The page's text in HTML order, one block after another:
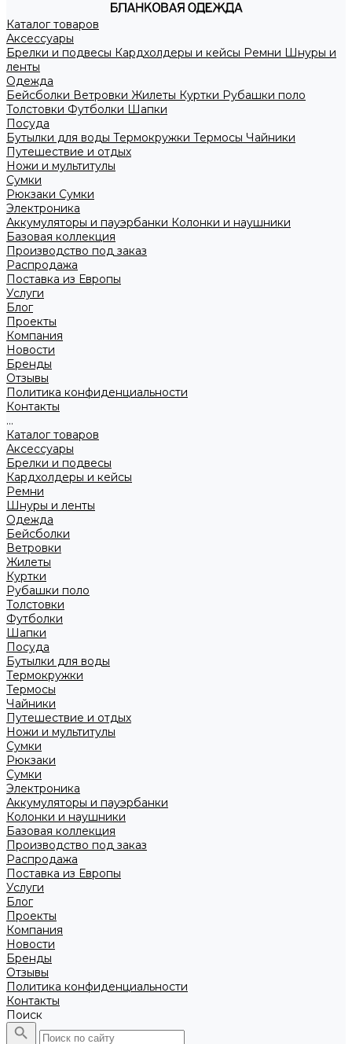
Каталог товаров
Аксессуары
Брелки и подвесы Кардхолдеры и кейсы Ремни Шнуры и
ленты
Одежда
Бейсболки Ветровки Жилеты Куртки Рубашки поло
Толстовки Футболки Шапки
Посуда
Бутылки для воды Термокружки Термосы Чайники
Путешествие и отдых
Ножи и мультитулы
Сумки
Рюкзаки Сумки
Электроника
Аккумуляторы и пауэрбанки Колонки и наушники
Базовая коллекция
Производство под заказ
Распродажа
Поставка из Европы
Услуги
Блог
Проекты
Компания
Новости
Бренды
Отзывы
Политика конфиденциальности
Контакты
...
Каталог товаров
Аксессуары
Брелки и подвесы
Кардхолдеры и кейсы
Ремни
Шнуры и ленты
Одежда
Бейсболки
Ветровки
Жилеты
Куртки
Рубашки поло
Толстовки
Футболки
Шапки
Посуда
Бутылки для воды
Термокружки
Термосы
Чайники
Путешествие и отдых
Ножи и мультитулы
Сумки
Рюкзаки
Сумки
Электроника
Аккумуляторы и пауэрбанки
Колонки и наушники
Базовая коллекция
Производство под заказ
Распродажа
Поставка из Европы
Услуги
Блог
Проекты
Компания
Новости
Бренды
Отзывы
Политика конфиденциальности
Контакты
Поиск